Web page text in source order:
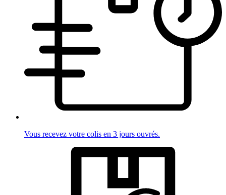
Vous recevez votre colis en 3 jours ouvrés.